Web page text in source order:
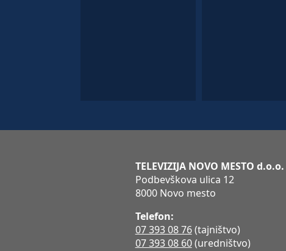
TELEVIZIJA NOVO MESTO d.o.o.
Podbevškova ulica 12
8000 Novo mesto
Telefon:
07 393 08 76(tajništvo)
07 393 08 60(uredništvo)